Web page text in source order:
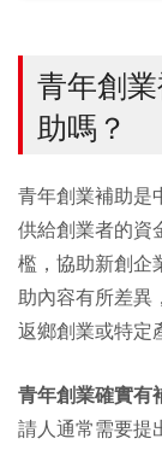
青年創
助嗎？
青年創業補助是
供給創業者的資
檻，協助新創企
助內容有所差異
返鄉創業或特定
青年創業確實有
請人通常需要提